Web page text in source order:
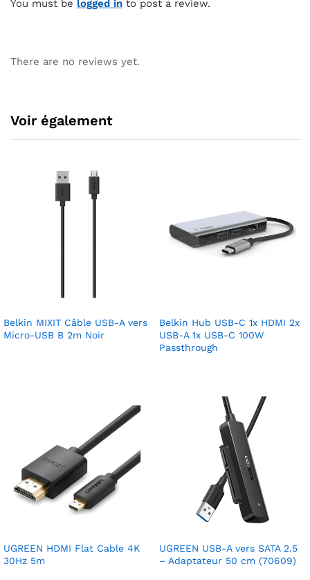
You must be logged in to post a review.
There are no reviews yet.
Voir également
Belkin MIXIT Câble USB-A vers
Micro-USB B 2m Noir
Belkin Hub USB-C 1x HDMI 2x
USB-A 1x USB-C 100W
Passthrough
UGREEN HDMI Flat Cable 4K
30Hz 5m
UGREEN USB-A vers SATA 2.5
– Adaptateur 50 cm (70609)